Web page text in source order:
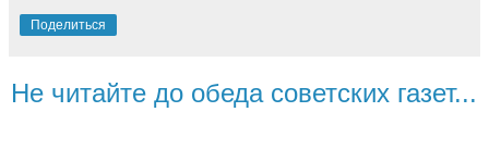
Поделиться
Не читайте до обеда советских газет...